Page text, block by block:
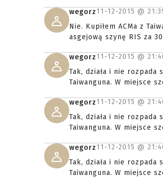
wegorz11-12-2015 @
Nie. Kupiłem ACMa z
asgejową szynę RIS za
wegorz11-12-2015 @
Tak, działa i nie rozpada
Taiwanguna. W miejsce
wegorz11-12-2015 @
Tak, działa i nie rozpada
Taiwanguna. W miejsce
wegorz11-12-2015 @
Tak, działa i nie rozpada
Taiwanguna. W miejsce